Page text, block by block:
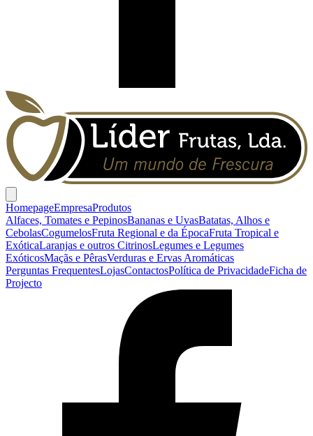
HomepageEmpresaProdutos
Alfaces, Tomates e PepinosBananas e UvasBatatas, Alhos e
CebolasCogumelosFruta Regional e da ÉpocaFruta Tropical e
ExóticaLaranjas e outros CitrinosLegumes e Legumes
ExóticosMaçãs e PêrasVerduras e Ervas Aromáticas
Perguntas FrequentesLojasContactosPolítica de PrivacidadeFicha de
Projecto